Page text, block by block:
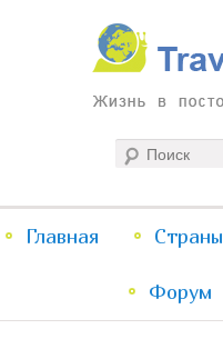
Traveliving
Жизнь в постоянном путешествии
менюГлавная Страны
Форум